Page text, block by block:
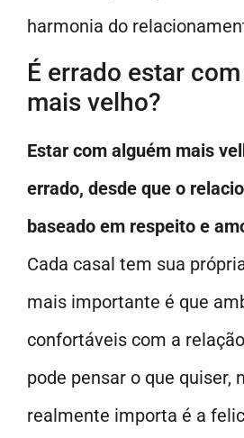
harmonia do
É errado estar
mais velho?
Estar com alguém mais
errado, desde que o
baseado em respeito e
Cada casal tem sua
mais importante é que
confortáveis com a
pode pensar o que quiser,
realmente importa é a